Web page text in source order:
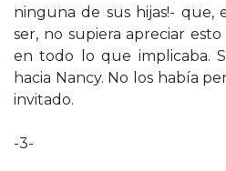
ninguna de sus hijas!- que,
ser, no supiera apreciar
en todo lo que implicaba.
hacia Nancy. No los había
invitado.
-3-